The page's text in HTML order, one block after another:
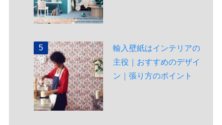
輸入壁紙はインテリアの
主役｜おすすめのデザイ
ン｜張り方のポイント